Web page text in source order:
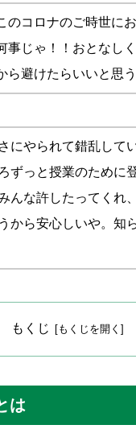
のコロナのご時世に
事じゃ！！おとなし
ら避けたらいいと思
にやられて錯乱して
ずっと授業のために
んな許したってくれ
から安心しいや。知
もくじ
は